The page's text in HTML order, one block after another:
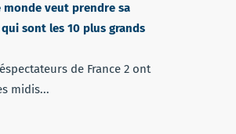
monde veut prendre sa
qui sont les 10 plus grands
de France 2 ont
midis...